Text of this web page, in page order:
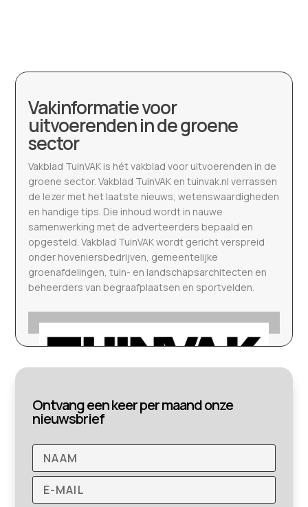
Vakinformatie voor
uitvoerenden in de groene
sector
Vakblad TuinVAK is hét vakblad voor uitvoerenden in de
groene sector. Vakblad TuinVAK en tuinvak.nl verrassen
de lezer met het laatste nieuws, wetenswaardigheden
en handige tips. Die inhoud wordt in nauwe
samenwerking met de adverteerders bepaald en
opgesteld. Vakblad TuinVAK wordt gericht verspreid
onder hoveniersbedrijven, gemeentelijke
groenafdelingen, tuin- en landschapsarchitecten en
beheerders van begraafplaatsen en sportvelden.
Ontvang een keer per maand onze
nieuwsbrief